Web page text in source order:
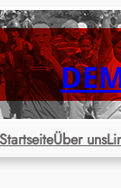
StartseiteÜber uns